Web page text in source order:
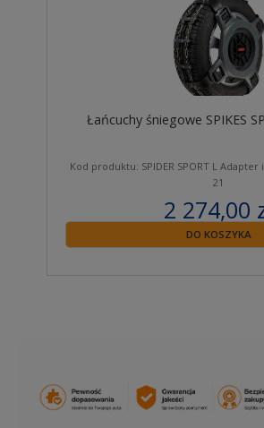
Łańcuchy śniegowe SPIKES
Kod produktu: SPIDER SPORT L
21
2 274,00
zawiera 23% VAT
DO KOSZYKA